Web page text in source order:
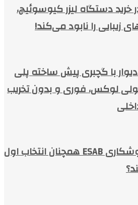
خرید دستگاه لیزر کیوسوئیچ،
زیبایی را نابود می‌کند!
با گچبری پیش ساخته پلی
لوکس، فوری و بدون تخریب
چرا محصولات جوشکاری ESAB همچنان انتخاب اول